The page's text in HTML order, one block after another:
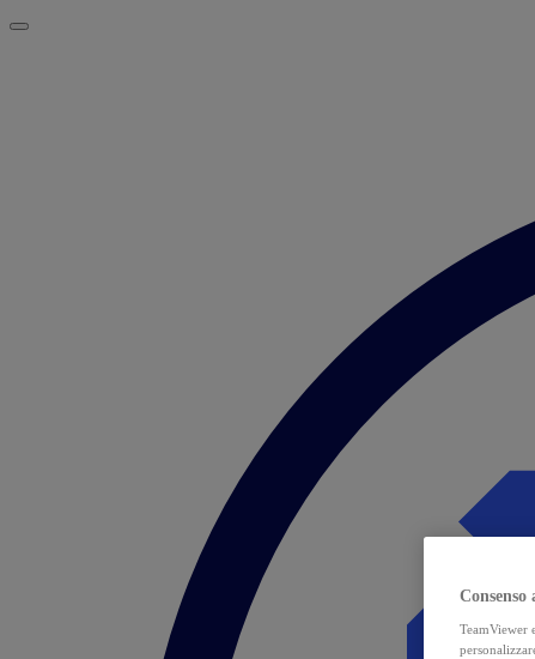
Consenso
TeamViewer